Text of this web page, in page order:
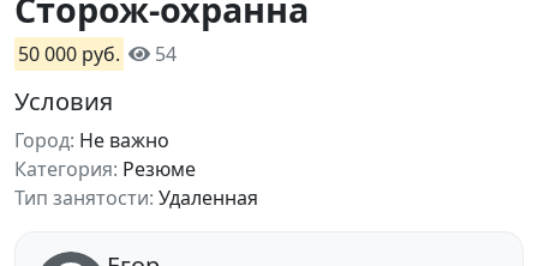
50 000 руб. 54
Условия
Город: Не важно
Категория: Резюме
Тип занятости: Удаленная